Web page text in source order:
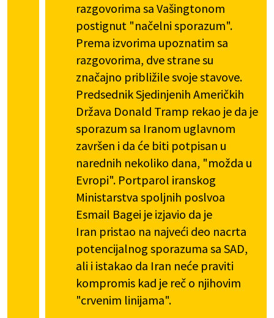
razgovorima sa Vašingtonom
postignut "načelni sporazum".
Prema izvorima upoznatim sa
razgovorima, dve strane su
značajno približile svoje stavove.
Predsednik Sjedinjenih Američkih
Država Donald Tramp rekao je da je
sporazum sa Iranom uglavnom
završen i da će biti potpisan u
narednih nekoliko dana, "možda u
Evropi". Portparol iranskog
Ministarstva spoljnih poslvoa
Esmail Bagei je izjavio da je
Iran pristao na najveći deo nacrta
potencijalnog sporazuma sa SAD,
ali i istakao da Iran neće praviti
kompromis kad je reč o njihovim
"crvenim linijama".